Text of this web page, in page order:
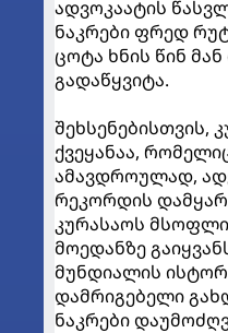
ადვოკაატის
ნაკრები ფრედ
ცოტა ხნის წინ
გადაწყვიტა.
შეხსენებისთვის,
ქვეყანაა,
ამავდროულად,
რეკორდის
კურასაოს
მოედანზე
მუნდიალის
დამრიგებელი
ნაკრები